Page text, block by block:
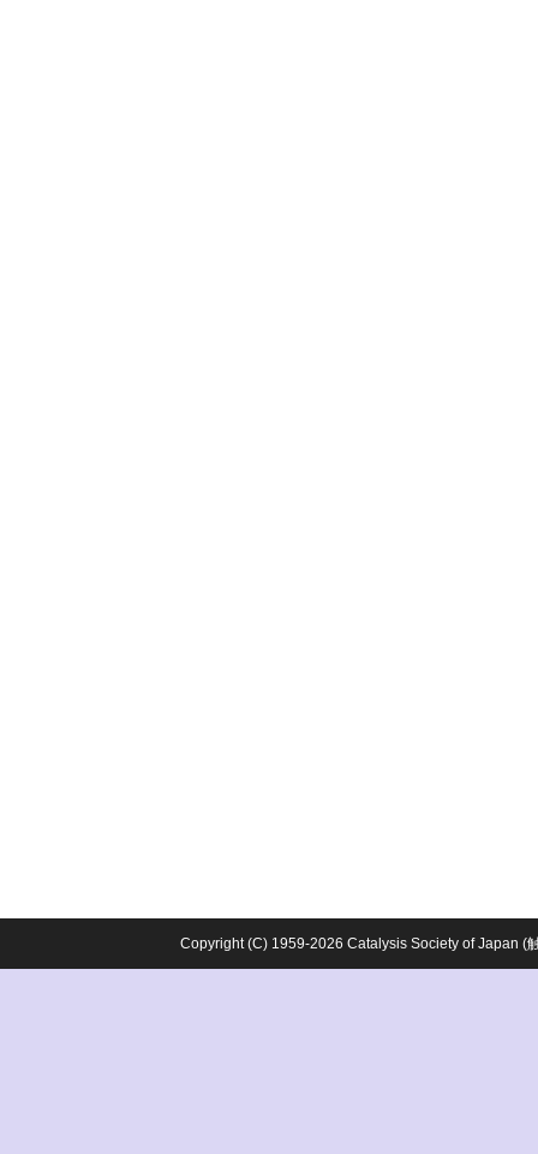
Copyright (C) 1959-2026 Catalysis Society of Japan (